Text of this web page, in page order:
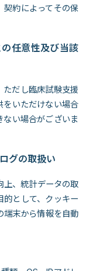
契約によってその保
任意性及び当該
ただし臨床試験支援
をいただけない場合
い場合がございま
グの取扱い
上、統計データの取
的として、クッキー
末から情報を自動